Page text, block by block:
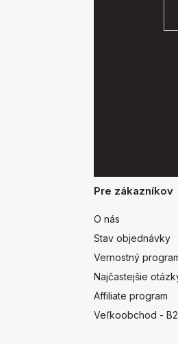
Pre zákazníkov
O nás
Stav objednávky
Vernostný
Najčastejšie
Affiliate program
Veľkoobchod -